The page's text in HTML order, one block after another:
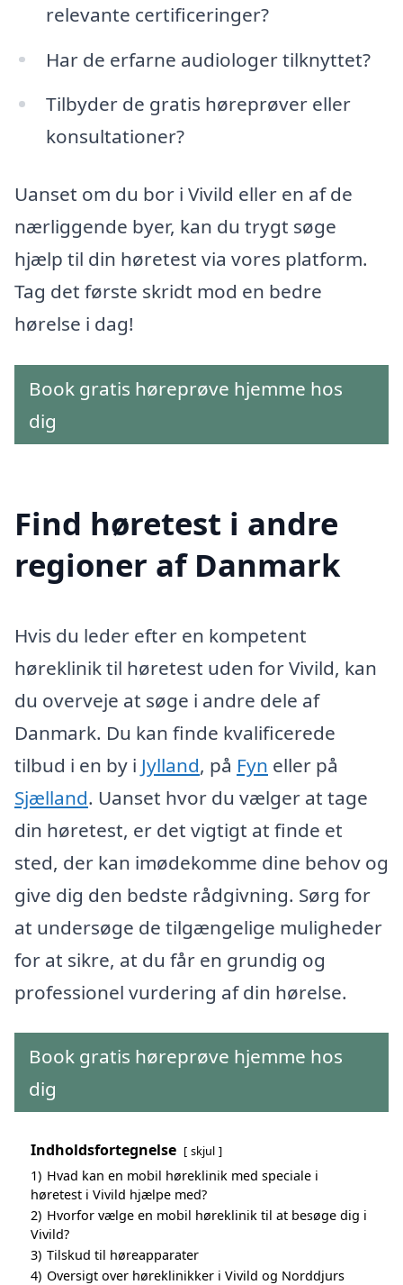
relevante certificeringer?
Har de erfarne audiologer tilknyttet?
Tilbyder de gratis høreprøver eller
konsultationer?
Uanset om du bor i Vivild eller en af de
nærliggende byer, kan du trygt søge
hjælp til din høretest via vores platform.
Tag det første skridt mod en bedre
hørelse i dag!
Book gratis høreprøve hjemme hos
dig
Find høretest i andre
regioner af Danmark
Hvis du leder efter en kompetent
høreklinik til høretest uden for Vivild, kan
du overveje at søge i andre dele af
Danmark. Du kan finde kvalificerede
tilbud i en by i Jylland, på Fyn eller på
Sjælland. Uanset hvor du vælger at tage
din høretest, er det vigtigt at finde et
sted, der kan imødekomme dine behov og
give dig den bedste rådgivning. Sørg for
at undersøge de tilgængelige muligheder
for at sikre, at du får en grundig og
professionel vurdering af din hørelse.
Book gratis høreprøve hjemme hos
dig
Indholdsfortegnelse skjul
1) Hvad kan en mobil høreklinik med speciale i
høretest i Vivild hjælpe med?
2) Hvorfor vælge en mobil høreklinik til at besøge dig i
Vivild?
3) Tilskud til høreapparater
4) Oversigt over høreklinikker i Vivild og Norddjurs